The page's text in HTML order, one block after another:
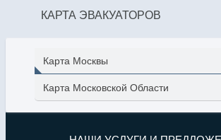
КАРТА ЭВАКУАТОРОВ
Карта Москвы
Карта Московской Области